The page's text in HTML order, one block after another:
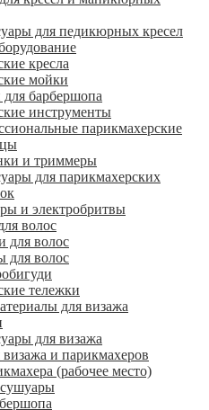
для педикюрных кресел
кресла
мойки
барбершопа
инструменты
парикмахерские
и триммеры
для парикмахерских
и электробритвы
волос
для волос
волос
тележки
для визажа
для визажа
и парикмахеров
(рабочее место)